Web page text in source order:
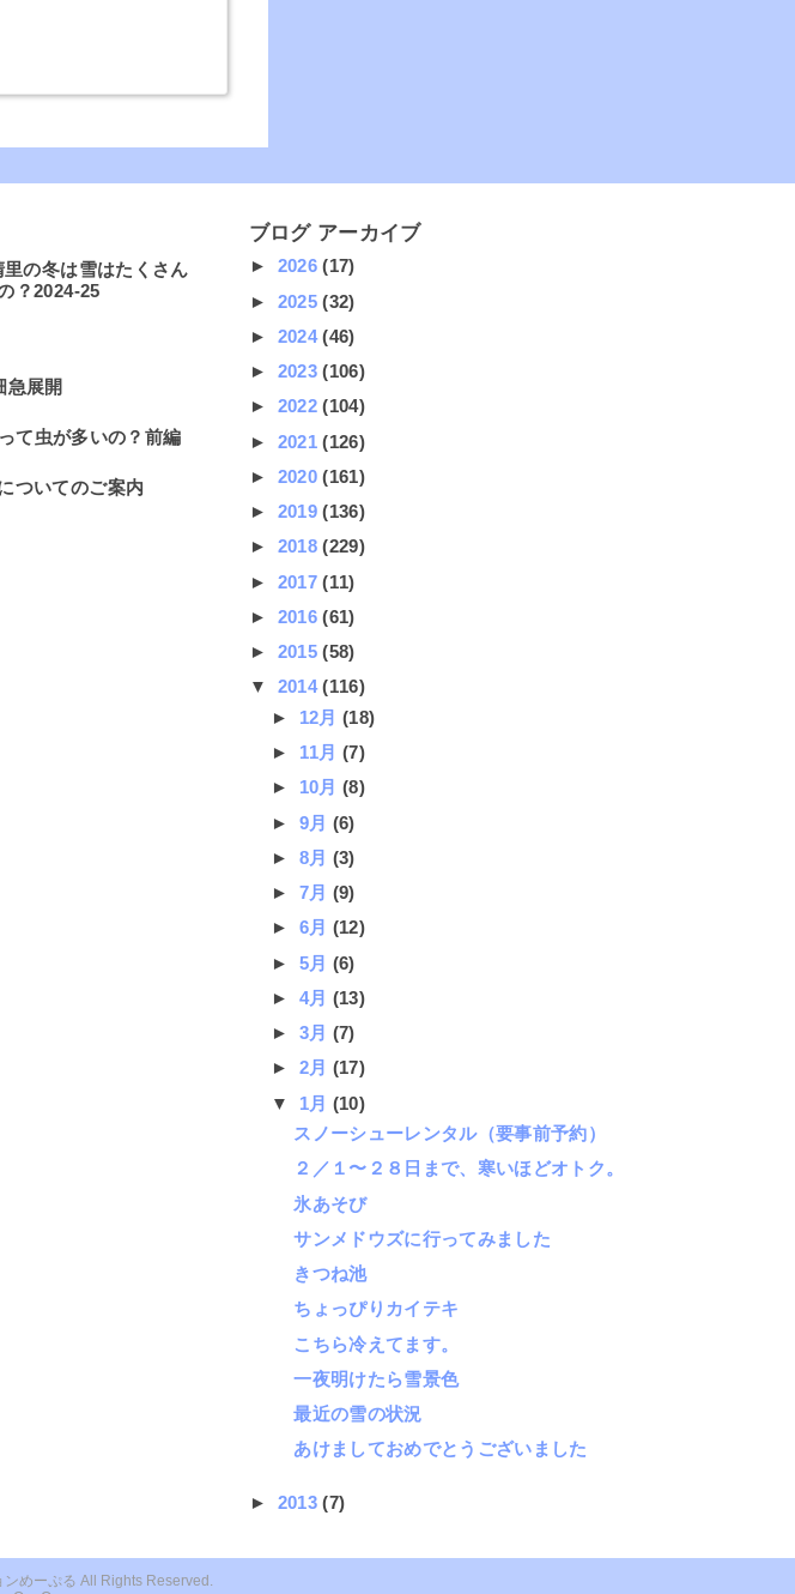
の冬は雪はたくさん
？2024-25
急展開
て虫が多いの？前編
についてのご案内
ブログ アーカイブ
► 2026(17)
► 2025(32)
► 2024(46)
► 2023(106)
► 2022(104)
► 2021(126)
► 2020(161)
► 2019(136)
► 2018(229)
► 2017(11)
► 2016(61)
► 2015(58)
▼ 2014(116)
► 12月(18)
► 11月(7)
► 10月(8)
► 9月 (6)
► 8月 (3)
► 7月 (9)
► 6月 (12)
► 5月 (6)
► 4月 (13)
► 3月 (7)
► 2月 (17)
▼ 1月 (10)
スノーシューレンタル（要事前予約）
２／１〜２８日まで、寒いほどオトク。
氷あそび
サンメドウズに行ってみました
きつね池
ちょっぴりカイテキ
こちら冷えてます。
一夜明けたら雪景色
最近の雪の状況
あけましておめでとうございました
► 2013(7)
めーぷる